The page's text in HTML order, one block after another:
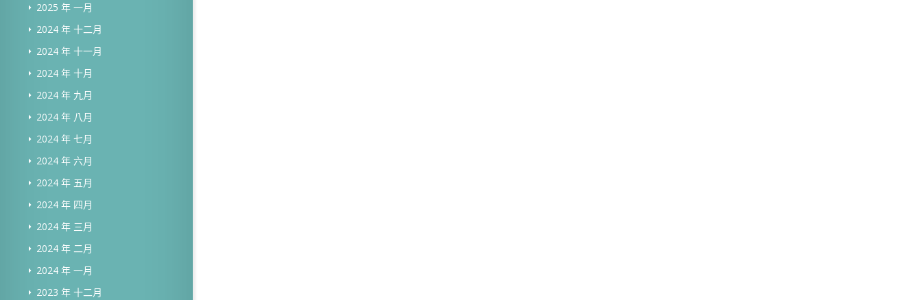
2025 年 一月
2024 年 十二月
2024 年 十一月
2024 年 十月
2024 年 九月
2024 年 八月
2024 年 七月
2024 年 六月
2024 年 五月
2024 年 四月
2024 年 三月
2024 年 二月
2024 年 一月
2023 年 十二月